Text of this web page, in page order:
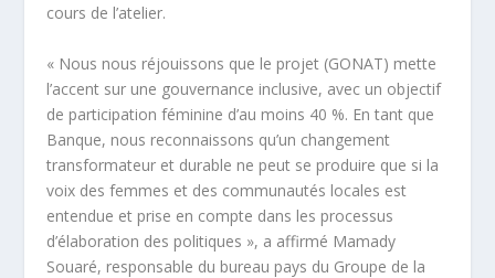
cours de l’atelier.
« Nous nous réjouissons que le projet (GONAT) mette
l’accent sur une gouvernance inclusive, avec un objectif
de participation féminine d’au moins 40 %. En tant que
Banque, nous reconnaissons qu’un changement
transformateur et durable ne peut se produire que si la
voix des femmes et des communautés locales est
entendue et prise en compte dans les processus
d’élaboration des politiques », a affirmé Mamady
Souaré, responsable du bureau pays du Groupe de la